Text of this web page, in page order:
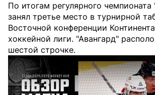
По итогам регулярного чемпионата
занял третье место в турнирной
Восточной конференции
хоккейной лиги. "Авангард"
шестой строчке.